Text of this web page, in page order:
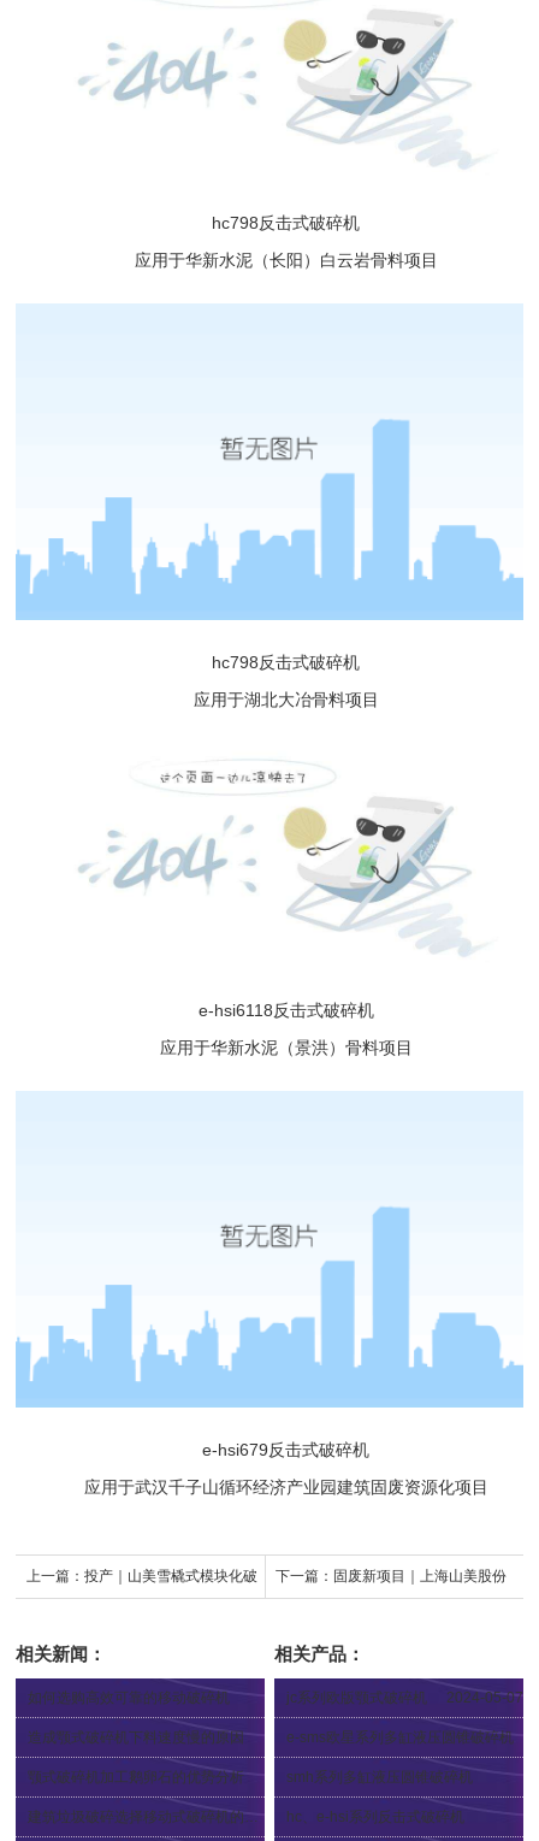
hc798反击式破碎机
应用于华新水泥（长阳）白云岩骨料项目
hc798反击式破碎机
应用于湖北大冶骨料项目
e-hsi6118反击式破碎机
应用于华新水泥（景洪）骨料项目
e-hsi679反击式破碎机
应用于武汉千子山循环经济产业园建筑固废资源化项目
上一篇： 投产｜山美雪橇式模块化破
建设
下一篇： 固废新项目｜上海山美股份
设
相关新闻：
如何选购高效可靠的移动破碎机
2024-05-17
造成颚式破碎机下料速度慢的原因
2024-05-11
颚式破碎机加工鹅卵石的优势分析
2024-05-09
相关产品：
jc系列欧版颚式破碎机 2024-05-07
e-sms欧星系列多缸液压圆锥破碎机
2012-12-04
smh系列多缸液压圆锥破碎机
2012-12-04
hc、e-hsi系列反击式破碎机